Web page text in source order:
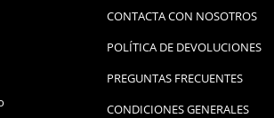
CONTACTA CON NOSOTROS
POLÍTICA DE DEVOLUCIONES
PREGUNTAS FRECUENTES
CONDICIONES GENERALES